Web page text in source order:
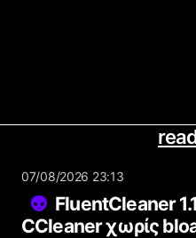
07/08/2026 23:13
FluentCleaner
CCleaner χωρίς